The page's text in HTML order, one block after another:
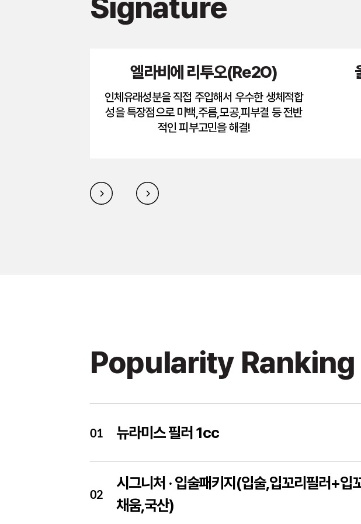
Signature
엘라비에 리투오(Re2O)
인체유래성분을 직접 주입해서 우수한 생체적합
성을 특장점으로 미백,주름,모공,피부결 등 전반
적인 피부고민을 해결!
Popularity Ranking
01 뉴라미스 필러 1cc
02
시그니처 ·입술패키지(입술,입꼬리필러+입
채움,국산)